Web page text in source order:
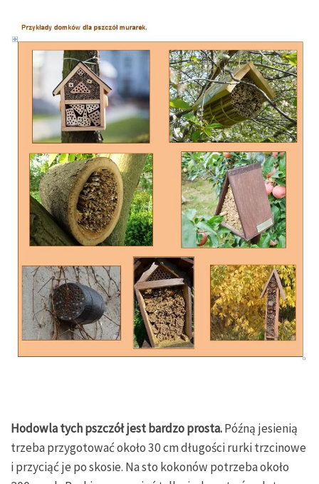
Hodowla tych pszczół jest bardzo prosta.Późną jesienią
trzeba przygotować około 30 cm długości rurki trzcinowe
i przyciąć je po skosie. Na sto kokonów potrzeba około